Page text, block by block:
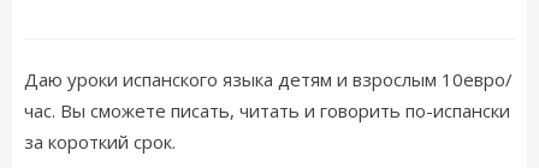
Даю уроки испанского языка детям и взрослым 10евро/
час. Вы сможете писать, читать и говорить по-испански
за короткий срок.